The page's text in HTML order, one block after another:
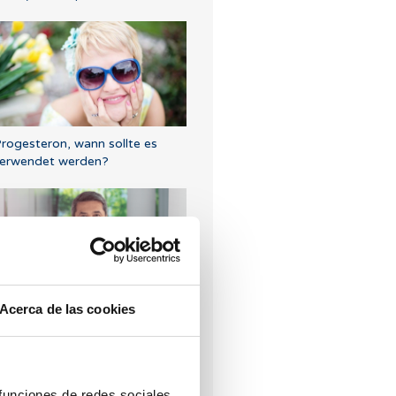
Acerca de las cookies
wann sollte es
werden?
Was sind KIR-Rezeptoren und